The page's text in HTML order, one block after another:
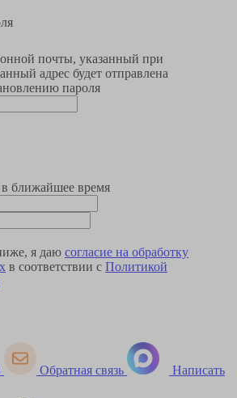
почты, указанный при
адрес будет отправлена
пароля
ближайшее время
я даю согласие на обработку
в соответствии с Политикой
Обратная связь Написать